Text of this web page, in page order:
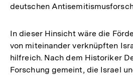
deutschen
In dieser Hinsicht wäre die
von miteinander verknüpften
hilfreich. Nach dem Historiker
Forschung gemeint, die Israel